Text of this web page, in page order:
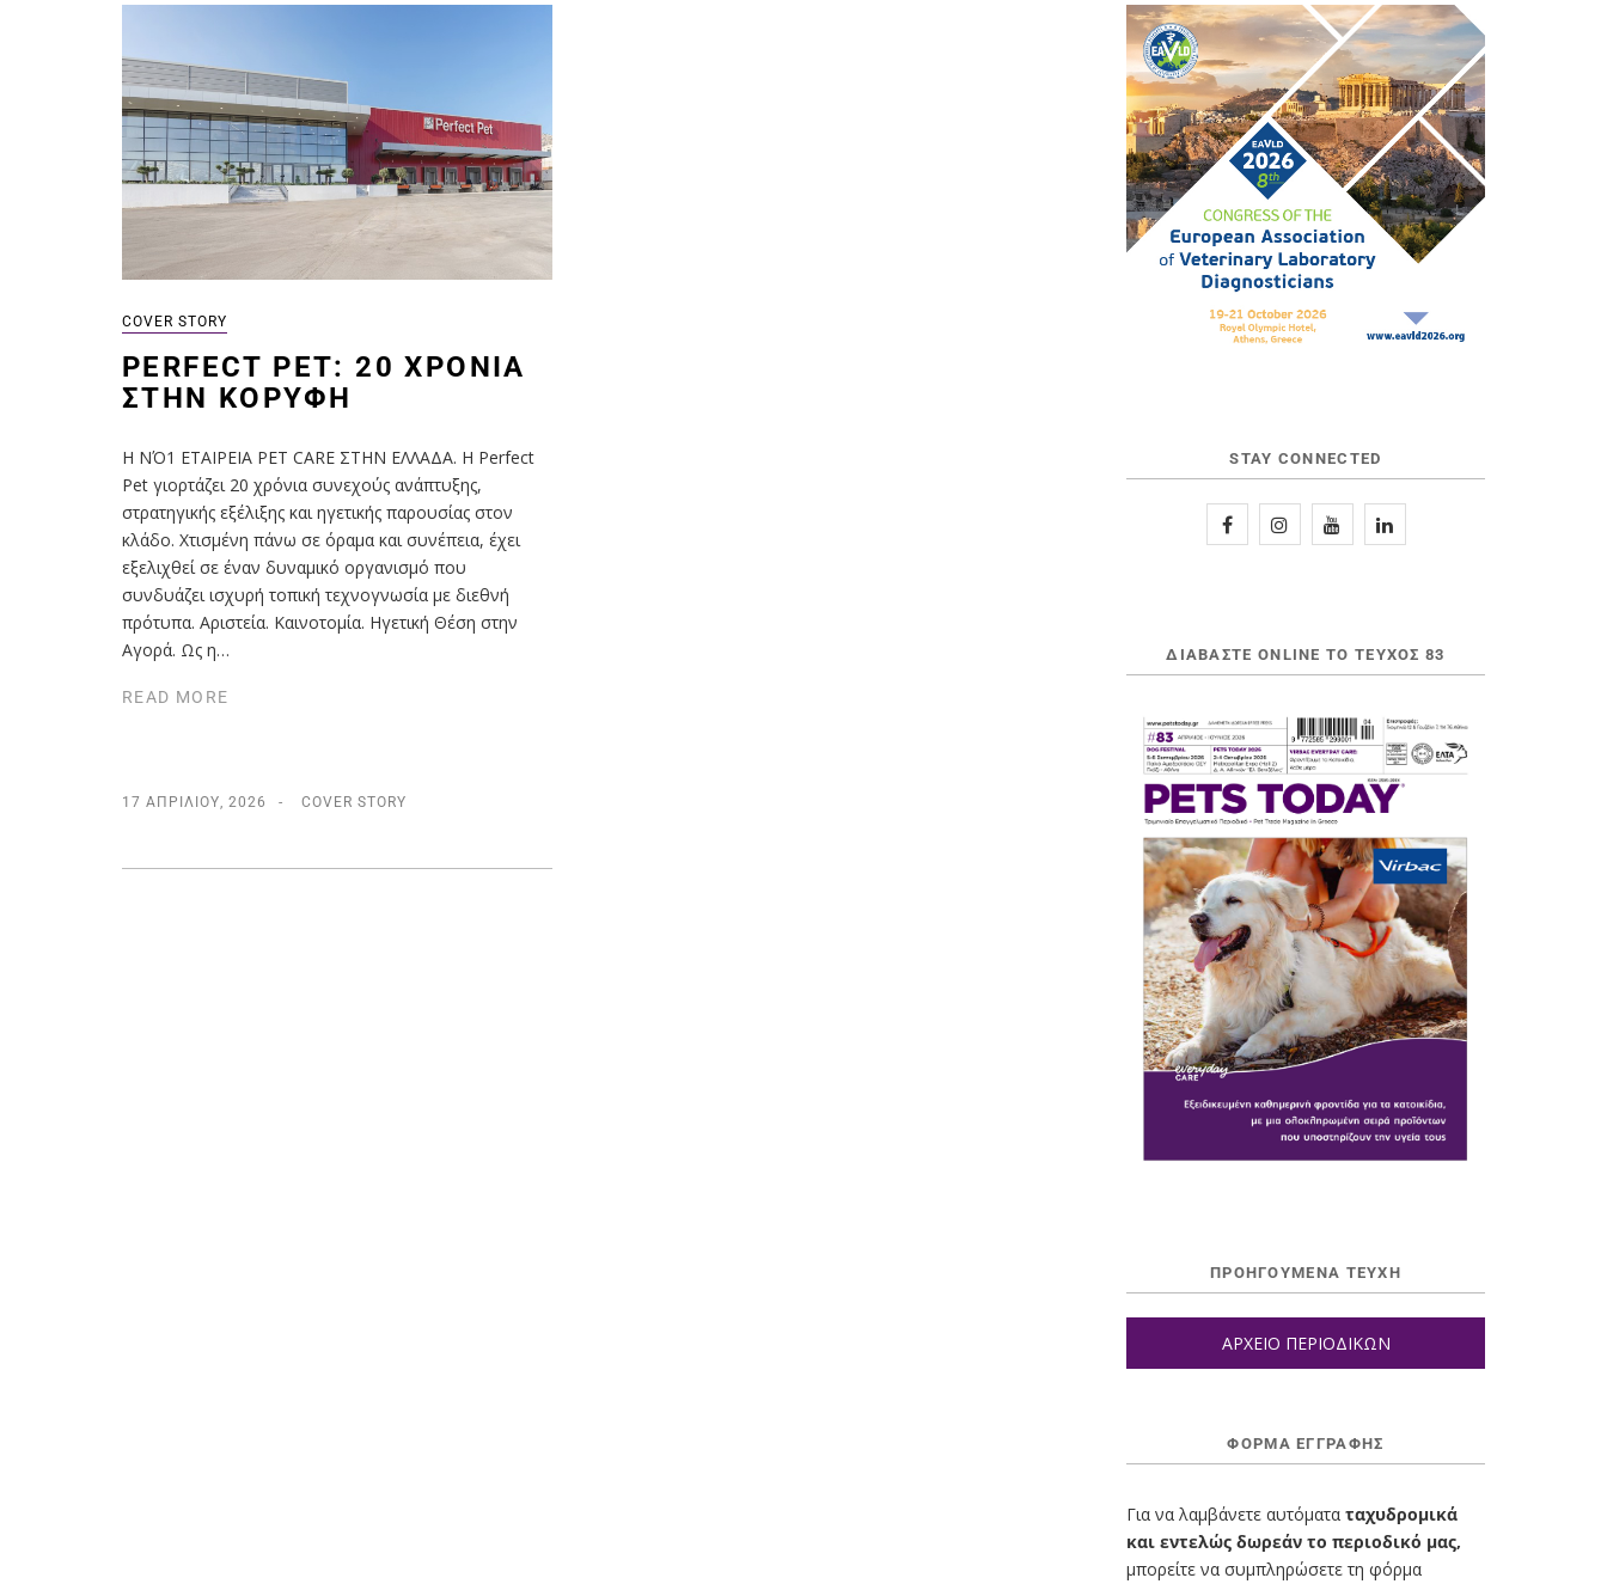
COVER STORY
PERFECT PET: 20 ΧΡΌΝΙΑ
ΣΤΗΝ ΚΟΡΥΦΉ
Η ΝΌ1 ΕΤΑΙΡΕΙΑ PET CARE ΣΤΗΝ ΕΛΛΑΔΑ. Η Perfect
Pet γιορτάζει 20 χρόνια συνεχούς ανάπτυξης,
στρατηγικής εξέλιξης και ηγετικής παρουσίας στον
κλάδο. Χτισμένη πάνω σε όραμα και συνέπεια, έχει
εξελιχθεί σε έναν δυναμικό οργανισμό που
συνδυάζει ισχυρή τοπική τεχνογνωσία με διεθνή
πρότυπα. Αριστεία. Καινοτομία. Ηγετική Θέση στην
Αγορά. Ως η…
READ MORE
17 ΑΠΡΙΛΊΟΥ, 2026 COVER STORY
STAY CONNECTED
ΔΙΑΒΆΣΤΕ ONLINE ΤΟ ΤΕΎΧΟΣ 83
ΠΡΟΗΓΟΥΜΕΝΑ ΤΕΥΧΗ
ΑΡΧΕΙΟ ΠΕΡΙΟΔΙΚΩΝ
ΦΌΡΜΑ ΕΓΓΡΑΦΉΣ
Για να λαμβάνετε αυτόματα ταχυδρομικά
και εντελώς δωρεάν το περιοδικό μας,
μπορείτε να συμπληρώσετε τη φόρμα